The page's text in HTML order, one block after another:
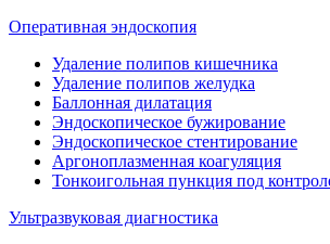
Оперативная эндоскопия
Удаление полипов кишечника
Удаление полипов желудка
Баллонная дилатация
Эндоскопическое бужирование
Эндоскопическое стентирование
Аргоноплазменная коагуляция
Тонкоигольная пункция под
Ультразвуковая диагностика